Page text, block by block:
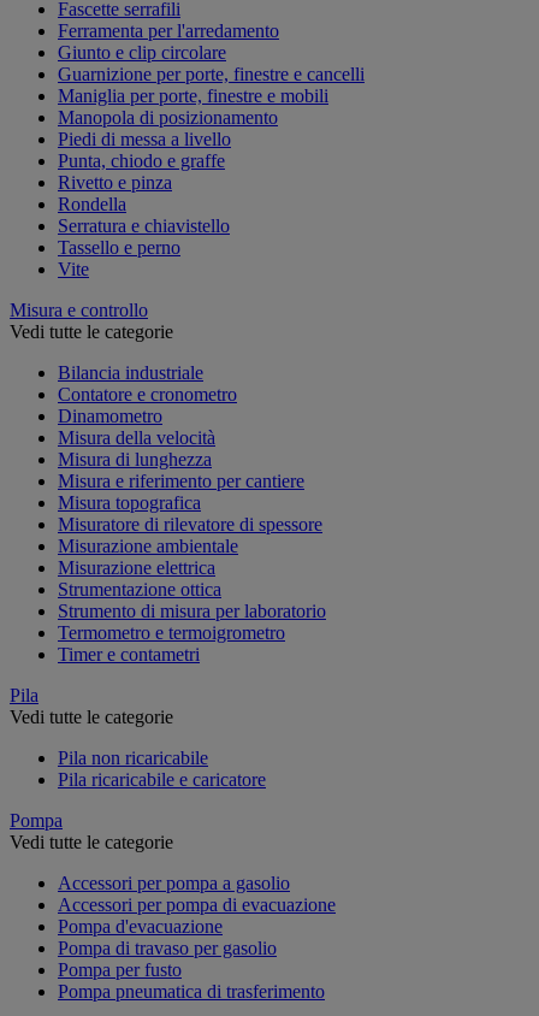
Fascette serrafili
Ferramenta per l'arredamento
Giunto e clip circolare
Guarnizione per porte, finestre e cancelli
Maniglia per porte, finestre e mobili
Manopola di posizionamento
Piedi di messa a livello
Punta, chiodo e graffe
Rivetto e pinza
Rondella
Serratura e chiavistello
Tassello e perno
Vite
Misura e controllo
Vedi tutte le categorie
Bilancia industriale
Contatore e cronometro
Dinamometro
Misura della velocità
Misura di lunghezza
Misura e riferimento per cantiere
Misura topografica
Misuratore di rilevatore di spessore
Misurazione ambientale
Misurazione elettrica
Strumentazione ottica
Strumento di misura per laboratorio
Termometro e termoigrometro
Timer e contametri
Pila
Vedi tutte le categorie
Pila non ricaricabile
Pila ricaricabile e caricatore
Pompa
Vedi tutte le categorie
Accessori per pompa a gasolio
Accessori per pompa di evacuazione
Pompa d'evacuazione
Pompa di travaso per gasolio
Pompa per fusto
Pompa pneumatica di trasferimento